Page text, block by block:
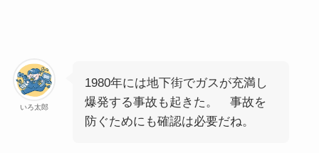
いろ太郎
1980年には地下街でガスが充満し
爆発する事故も起きた。 事故を
防ぐためにも確認は必要だね。